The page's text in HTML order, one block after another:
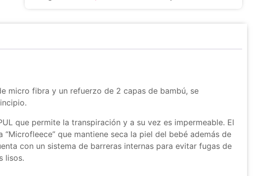
micro fibra y un refuerzo de 2 capas de bambú, se
que permite la transpiración y a su vez es impermeable. El
que mantiene seca la piel del bebé además de
con un sistema de barreras internas para evitar fugas de
lisos.